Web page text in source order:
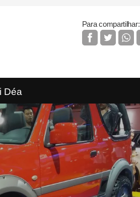
Para compartilhar:
Déa